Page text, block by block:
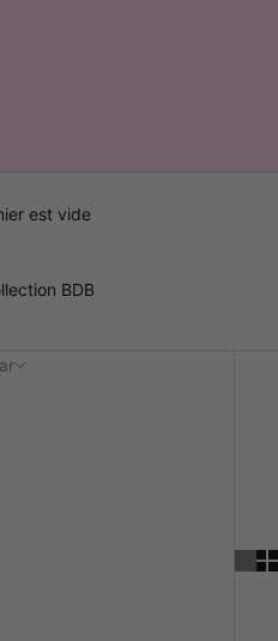
est vide
BDB